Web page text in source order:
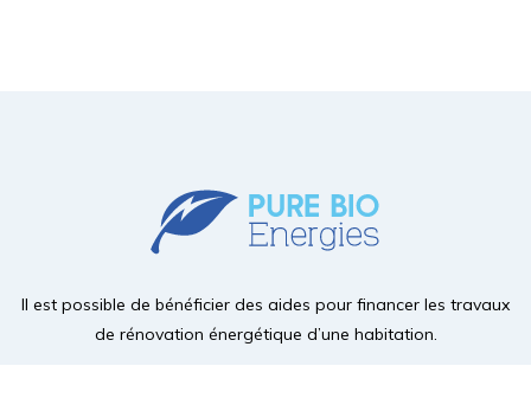
Il est possible de bénéficier des aides pour financer les travaux
de rénovation énergétique d’une habitation.